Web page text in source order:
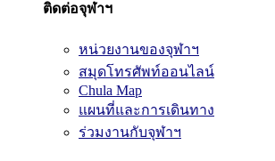
ติดต่อจุฬาฯ
หน่วยงานของจุฬาฯ
สมุดโทรศัพท์ออนไลน์
Chula Map
แผนที่และการเดินทาง
ร่วมงานกับจุฬาฯ